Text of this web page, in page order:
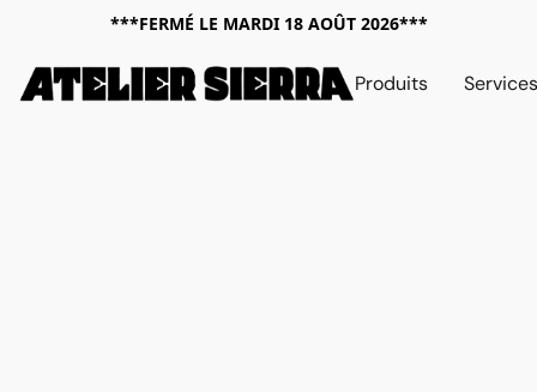
***FERMÉ LE MARDI 18 AOÛT 2026***
Produits Services